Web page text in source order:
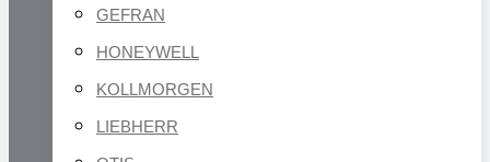
GEFRAN
HONEYWELL
KOLLMORGEN
LIEBHERR